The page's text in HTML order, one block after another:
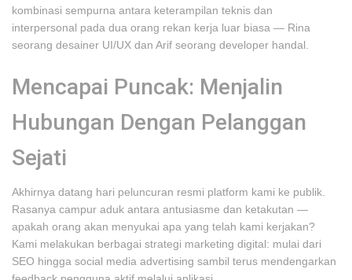
kombinasi sempurna antara keterampilan teknis dan
interpersonal pada dua orang rekan kerja luar biasa — Rina
seorang desainer UI/UX dan Arif seorang developer handal.
Mencapai Puncak: Menjalin
Hubungan Dengan Pelanggan
Sejati
Akhirnya datang hari peluncuran resmi platform kami ke publik.
Rasanya campur aduk antara antusiasme dan ketakutan —
apakah orang akan menyukai apa yang telah kami kerjakan?
Kami melakukan berbagai strategi marketing digital: mulai dari
SEO hingga social media advertising sambil terus mendengarkan